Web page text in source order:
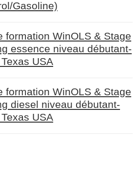
Gasoline)
formation WinOLS & Stage
essence niveau débutant-
USA
formation WinOLS & Stage
diesel niveau débutant-
USA